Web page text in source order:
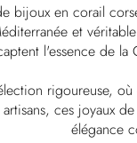
en corail
et
l'essence de la
rigoureuse,
ces joyaux
élégance